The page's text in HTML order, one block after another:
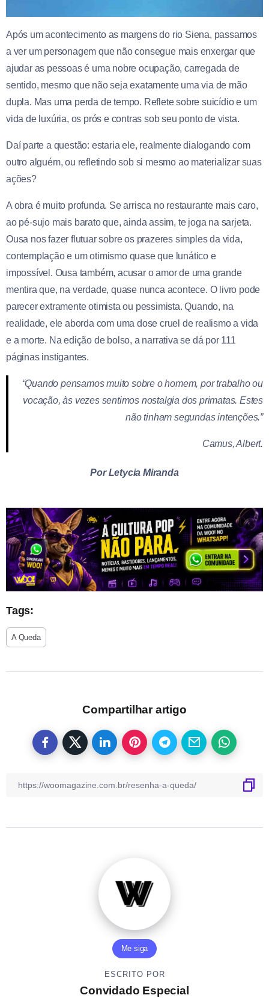
Após um acontecimento as margens do rio Siena, passamos
a ver um personagem que não consegue mais enxergar que
ajudar as pessoas é uma nobre ocupação, carregada de
sentido, mesmo que não seja exatamente uma via de mão
dupla. Mas uma perda de tempo. Reflete sobre suicídio e um
vida de luxúria, os prós e contras sob seu ponto de vista.
Daí parte a questão: estaria ele, realmente dialogando com
outro alguém, ou refletindo sob si mesmo ao materializar suas
ações?
A obra é muito profunda. Se arrisca no restaurante mais caro,
ao pé-sujo mais barato que, ainda assim, te joga na sarjeta.
Ousa nos fazer flutuar sobre os prazeres simples da vida,
contemplação e um otimismo quase que lunático e
impossível. Ousa também, acusar o amor de uma grande
mentira que, na verdade, quase nunca acontece. O livro pode
parecer extramente otimista ou pessimista. Quando, na
realidade, ele aborda com uma dose cruel de realismo a vida
e a morte. Na edição de bolso, a narrativa se dá por 111
páginas instigantes.
“Quando pensamos muito sobre o homem, por trabalho ou
vocação, às vezes sentimos nostalgia dos primatas. Estes
não tinham segundas intenções.”
Camus, Albert.
Por Letycia Miranda
Tags:
A Queda
Compartilhar artigo
Me siga
ESCRITO POR
Convidado Especial